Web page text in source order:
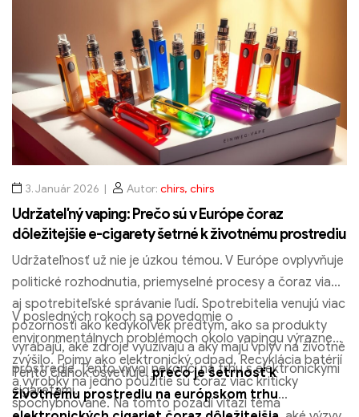
3. Január 2026 Autor: chirs, chirs
Udržateľný vaping: Prečo sú v Európe čoraz
dôležitejšie e-cigarety šetrné k životnému prostrediu
Udržateľnosť už nie je úzkou témou. V Európe ovplyvňuje
politické rozhodnutia, priemyselné procesy a čoraz viac
aj spotrebiteľské správanie ľudí. Spotrebitelia venujú viac
pozornosti ako kedykoľvek predtým, ako sa produkty
vyrábajú, aké zdroje využívajú a aký majú vplyv na životné
prostredie. Tento vývoj nekončí na trhu s elektronickými
cigaretami.
V posledných rokoch sa povedomie o
environmentálnych problémoch okolo vapingu výrazne
zvýšilo. Pojmy ako elektronický odpad, Recyklácia batérií
a výrobky na jedno použitie sú čoraz viac kriticky
spochybňované. Na tomto pozadí víťazí téma
Tento článok osvetľuje,prečo je šetrnosť k
životnému prostrediu na európskom trhu